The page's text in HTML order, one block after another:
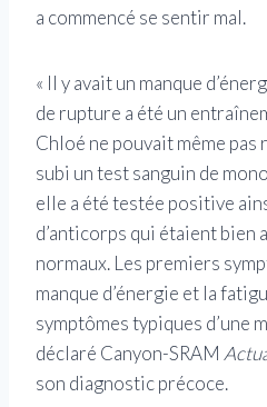
a commencé se sentir mal.
« Il y avait un manque
de rupture a été un
Chloé ne pouvait même pas
subi un test sanguin de
elle a été testée positive
d’anticorps qui étaient bien
normaux. Les premiers
manque d’énergie et la
symptômes typiques d’une
déclaré Canyon-SRAM
son diagnostic précoce.